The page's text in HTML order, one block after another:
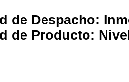
de Despacho:
de Producto: